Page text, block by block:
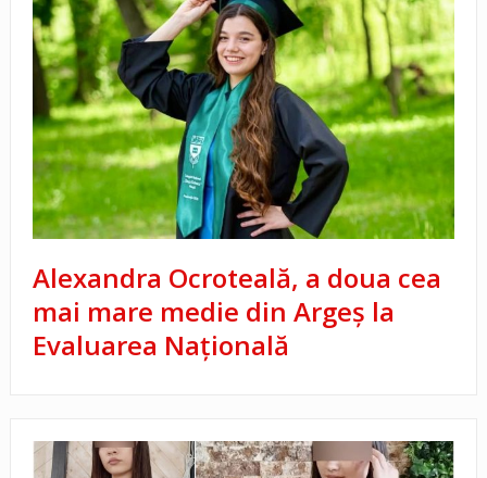
Alexandra Ocroteală, a doua cea
mai mare medie din Argeș la
Evaluarea Națională